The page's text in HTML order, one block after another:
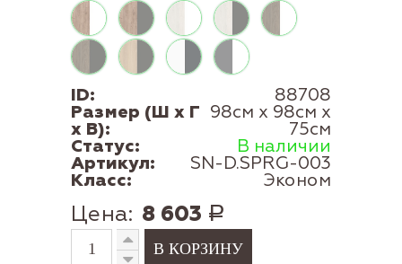
ID: 88708
Размер (Ш x Г
x В):
98см x 98см x
75см
Статус: В наличии
Артикул: SN-D.SPRG-003
Класс: Эконом
Цена: 8 603 Р